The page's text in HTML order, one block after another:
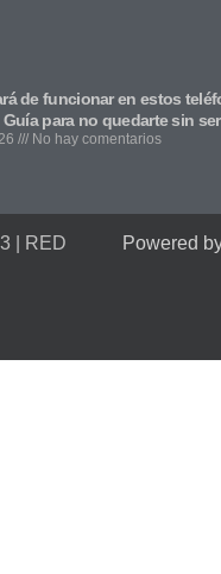
de funcionar en estos
para no quedarte sin
No hay comentarios
| RED
Powered